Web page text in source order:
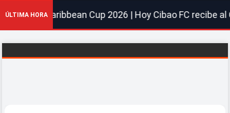
ÚLTIMA HORA Cup 2026 | Hoy Cibao FC recibe al